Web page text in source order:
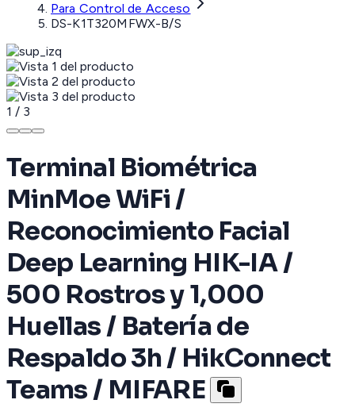
Para Control de Acceso
DS-K1T320MFWX-B/S
1 / 3
Terminal Biométrica
MinMoe WiFi /
Reconocimiento Facial
Deep Learning HIK-IA /
500 Rostros y 1,000
Huellas / Batería de
Respaldo 3h / HikConnect
Teams / MIFARE